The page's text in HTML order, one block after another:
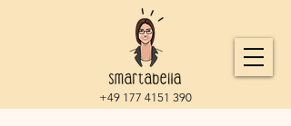
+49 177 4151 390